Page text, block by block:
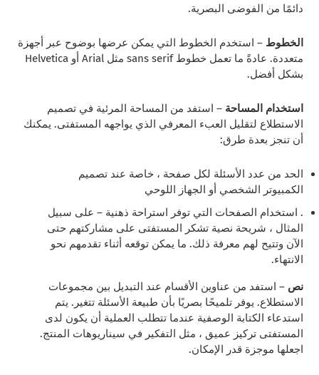
دائمًا من الفوضى البصرية.
الخطوط – استخدم الخطوط التي يمكن عرضها بوضوح عبر أجهزة
متعددة. عادةً ما تعمل خطوط sans serif مثل Arial أو Helvetica
بشكل أفضل.
استخدام المساحة – استفد من المساحة المرئية في تصميم
الاستطلاع لتقليل العبء المعرفي الذي يواجهه المستفتى. يمكنك
أن تنجز بعدة طرق:
الحد من عدد الأسئلة لكل صفحة ، خاصة عند تصميم
الكمبيوتر الشخصي أو الجهاز اللوحي
. استخدام الصفحات التي توفر استراحة ذهنية – على سبيل
المثال ، شريحة نصية تشكر المستفتى على مشاركتهم حتى
الآن وتتيح لهم معرفة ذلك. ما يمكن توقعه أثناء تقدمهم نحو
الانتهاء.
نص – استفد من عناوين الأقسام عند التبديل بين مجموعات
الاستطلاع. يوفر تلميحًا بصريًا بأن طبيعة الأسئلة تتغير. يتم
استدعاء الكتابة الوصفية عندما تتطلب العملية أن يكون لدى
المستفتى تركيز عميق ، مثل التفكير في سيناريوهات المنتج.
اجعلها موجزة قدر الإمكان.